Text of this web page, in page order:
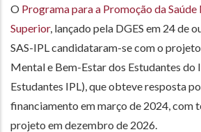
O Programa para a Promoção da
Superior, lançado pela DGES em 24 de
SAS-IPL candidataram-se com o
Mental e Bem-Estar dos Estudantes do
Estudantes IPL), que obteve resposta
financiamento em março de 2024, com
projeto em dezembro de 2026.